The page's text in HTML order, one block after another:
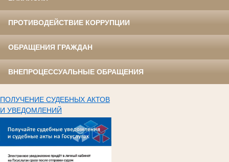
ПРОТИВОДЕЙСТВИЕ КОРРУПЦИИ
ОБРАЩЕНИЯ ГРАЖДАН
ВНЕПРОЦЕССУАЛЬНЫЕ ОБРАЩЕНИЯ
ПОЛУЧЕНИЕ СУДЕБНЫХ АКТОВ
И УВЕДОМЛЕНИЙ